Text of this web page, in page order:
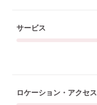
サービス
ロケーション・アクセス